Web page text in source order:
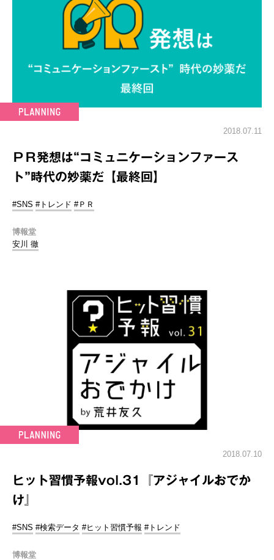
2018.07.11
ＰＲ発想は“コミュニケーションファース
ト”時代の妙薬だ【最終回】
#SNS #トレンド #ＰＲ
博報堂
安川 徹
2018.07.10
ヒット習慣予報vol.31『アジャイルおでか
け』
#SNS #検索データ #ヒット習慣予報 #トレンド
博報堂